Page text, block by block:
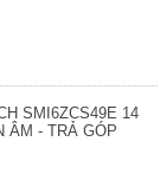
SMI6ZCS49E 14
ÂM - TRẢ GÓP